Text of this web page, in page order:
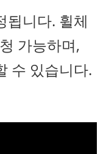
됩니다. 휠체
가능하며,
수 있습니다.